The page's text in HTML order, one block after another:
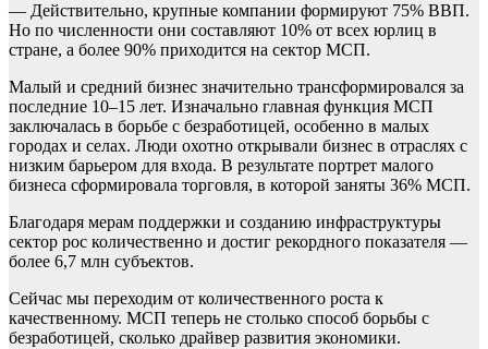
— Действительно, крупные компании формируют 75% ВВП.
Но по численности они составляют 10% от всех юрлиц в
стране, а более 90% приходится на сектор МСП.
Малый и средний бизнес значительно трансформировался за
последние 10–15 лет. Изначально главная функция МСП
заключалась в борьбе с безработицей, особенно в малых
городах и селах. Люди охотно открывали бизнес в отраслях с
низким барьером для входа. В результате портрет малого
бизнеса сформировала торговля, в которой заняты 36% МСП.
Благодаря мерам поддержки и созданию инфраструктуры
сектор рос количественно и достиг рекордного показателя —
более 6,7 млн субъектов.
Сейчас мы переходим от количественного роста к
качественному. МСП теперь не столько способ борьбы с
безработицей, сколько драйвер развития экономики.